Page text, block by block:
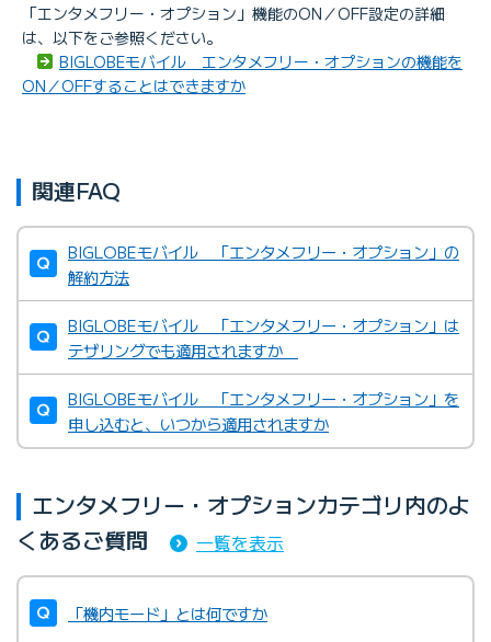
「エンタメフリー・オプション」機能のON／OFF設定の詳細
は、以下をご参照ください。
BIGLOBEモバイル エンタメフリー・オプションの機能を
ON／OFFすることはできますか
関連FAQ
BIGLOBEモバイル 「エンタメフリー・オプション」の
解約方法
BIGLOBEモバイル 「エンタメフリー・オプション」は
テザリングでも適用されますか
BIGLOBEモバイル 「エンタメフリー・オプション」を
申し込むと、いつから適用されますか
エンタメフリー・オプションカテゴリ内のよ
くあるご質問
一覧を表示
「機内モード」とは何ですか